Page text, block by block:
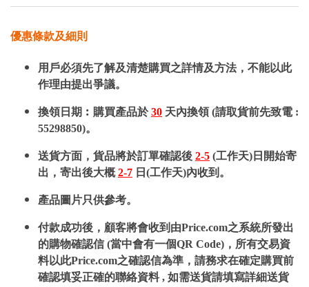
優惠條款及細則
用戶必須先了解及清楚購買之詳情及方法，不能以此
作理由提出爭議。
換領日期︰購買產品於30 天內換領 (請取貨前先致電 :
55298850)。
送貨方面，貨品將於訂單確認後 2-5 (工作天)日開始寄
出，寄出後大概2-7 日(工作天)內收到。
產品圖片只供參考。
付款成功後，顧客將會收到由Price.com之系統所發出
的購物確認信 (當中會有一個QR Code)，所有交易資
料以此Price.com之確認信為準，請務求在確定購買前
確認填妥正確的聯絡資料 , 如需送貨請填寫詳細送貨